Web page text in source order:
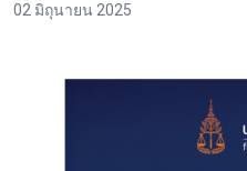
02 มิถุนายน 2025